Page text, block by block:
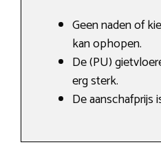
Geen naden of
kan ophopen.
De (PU)
erg sterk.
De aanschafprijs